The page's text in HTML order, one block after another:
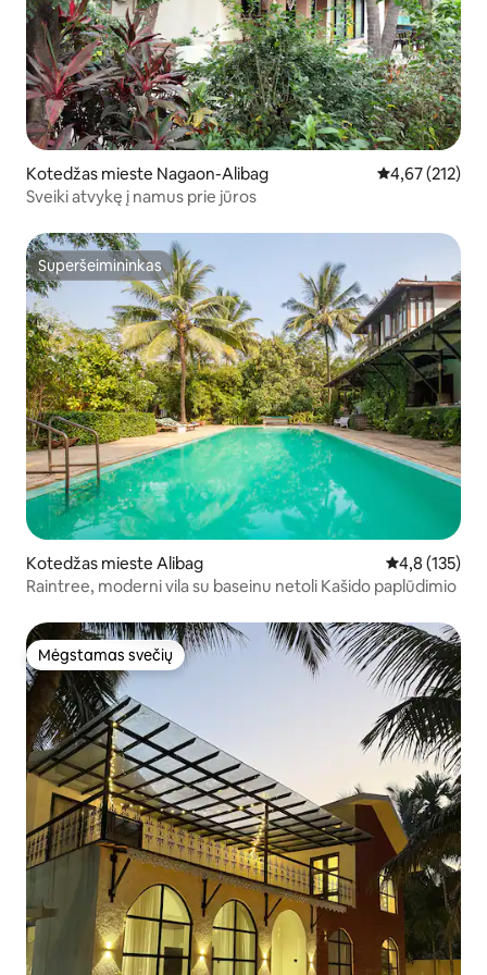
Kotedžas mieste Nagaon-Alibag Vidutinis
4,67 (212)
Sveiki atvykę į namus prie jūros
Superšeimininkas
Superšeimininkas
Kotedžas mieste Alibag Vidutinis
4,8 (135)
Raintree, moderni vila su baseinu netoli Kašido paplūdimio
Mėgstamas svečių
Mėgstamas svečių